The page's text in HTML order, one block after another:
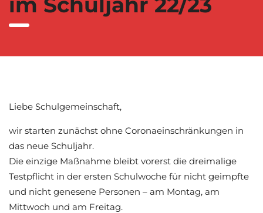
Liebe Schulgemeinschaft,
wir starten zunächst ohne Coronaeinschränkungen in
das neue Schuljahr.
Die einzige Maßnahme bleibt vorerst die dreimalige
Testpflicht in der ersten Schulwoche für nicht geimpfte
und nicht genesene Personen – am Montag, am
Mittwoch und am Freitag.